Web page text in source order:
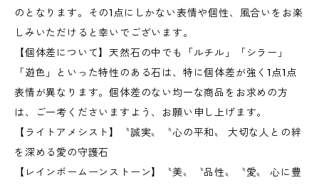
のとなります。その1点にしかない表情や個性、風合いをお楽
しみいただけると幸いでございます。
【個体差について】天然石の中でも「ルチル」「シラー」
「遊色」といった特性のある石は、特に個体差が強く1点1点
表情が異なります。個体差のない均一な商品をお求めの方
は、ご一考くださいますよう、お願い申し上げます。
【ライトアメシスト】〝誠実〟〝心の平和〟 大切な人との絆
を深める愛の守護石
【レインボームーンストーン】〝美〟〝品性〟〝愛〟 心に豊